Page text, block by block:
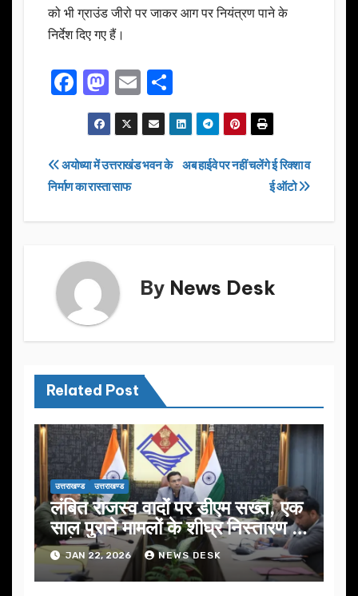
को भी ग्राउंड जीरो पर जाकर आग पर नियंत्रण पाने के
निर्देश दिए गए हैं।
F
a
c
e
b
k
M
a
st
o
d
E
m
ail
h
ar
e
Post
navigation
अब हाईवे पर नहीं चलेंगे ई रिक्शा व
ई ऑटो
अयोध्या में उत्तराखंड भवन के
निर्माण का रास्ता साफ
By News Desk
Related Post
उत्तराखण्ड उत्तराखण्ड
लंबित राजस्व वादों पर डीएम सख्त, एक
साल पुराने मामलों के शीघ्र निस्तारण के
आदेश…
JAN 22, 2026 NEWS DESK